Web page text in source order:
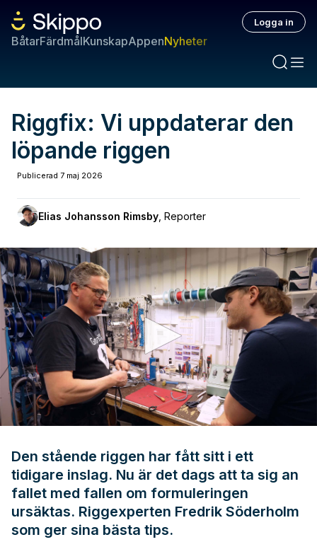
BåtarFärdmålKunskapAppenNyheter
Logga in
Riggfix: Vi uppdaterar den
löpande riggen
Publicerad 7 maj 2026
Elias Johansson Rimsby Reporter
minutes,
seconds
Den stående riggen har fått sitt i ett
tidigare inslag. Nu är det dags att ta sig an
fallet med fallen om formuleringen
ursäktas. Riggexperten Fredrik Söderholm
som ger sina bästa tips.